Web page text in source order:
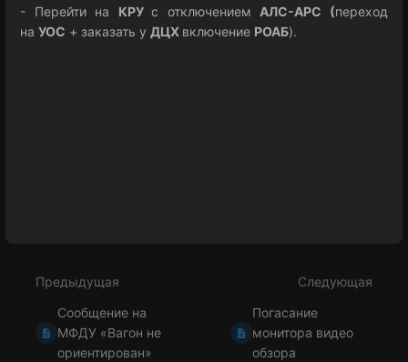
- Перейти на КРУс отключением АЛС-АРС (переход
на УОС + заказать у ДЦХ включение РОАБ).
Предыдущая
Сообщение на
МФДУ «Вагон не
ориентирован»
Следующая
Погасание
монитора видео
обзора